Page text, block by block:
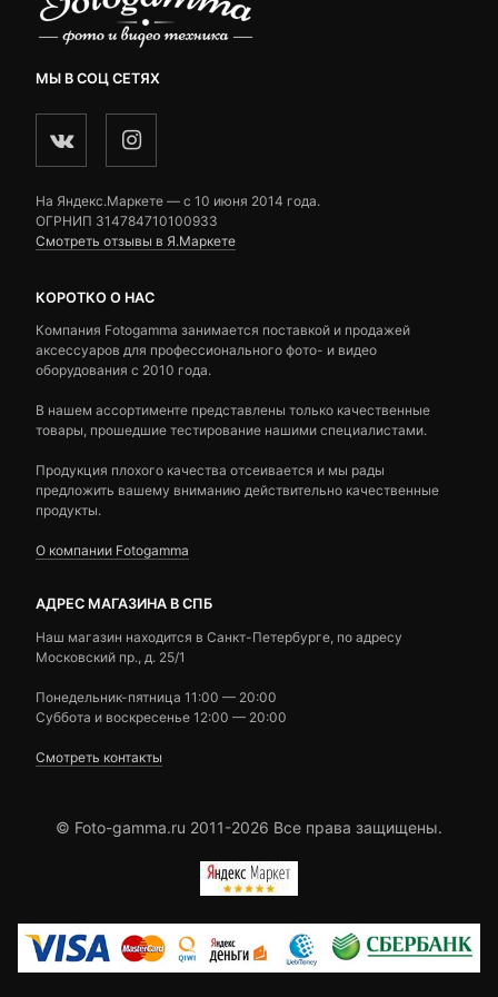
МЫ В СОЦ СЕТЯХ
На Яндекс.Маркете — c 10 июня 2014 года.
ОГРНИП 314784710100933
Смотреть отзывы в Я.Маркете
КОРОТКО О НАС
Компания Fotogamma занимается поставкой и продажей
аксессуаров для профессионального фото- и видео
оборудования с 2010 года.
В нашем ассортименте представлены только качественные
товары, прошедшие тестирование нашими специалистами.
Продукция плохого качества отсеивается и мы рады
предложить вашему вниманию действительно качественные
продукты.
О компании Fotogamma
АДРЕС МАГАЗИНА В СПБ
Наш магазин находится в Санкт-Петербурге, по адресу
Московский пр., д. 25/1
Понедельник-пятница 11:00 — 20:00
Суббота и воскресенье 12:00 — 20:00
Смотреть контакты
© Foto-gamma.ru 2011-2026 Все права защищены.